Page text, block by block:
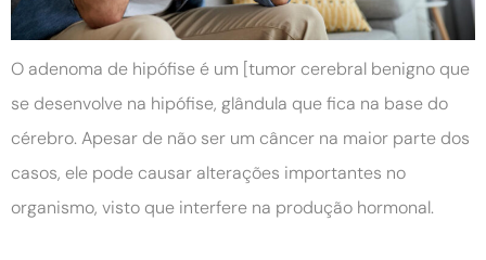
O adenoma de hipófise é um [tumor cerebral benigno que
se desenvolve na hipófise, glândula que fica na base do
cérebro. Apesar de não ser um câncer na maior parte dos
casos, ele pode causar alterações importantes no
organismo, visto que interfere na produção hormonal.